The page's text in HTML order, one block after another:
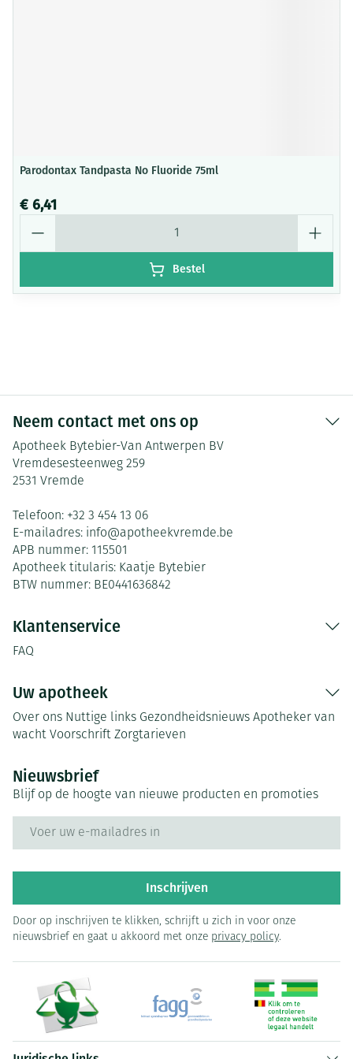
Parodontax Tandpasta No Fluoride 75ml
€ 6,41
Bestel
Neem contact met ons op
Apotheek Bytebier-Van Antwerpen BV
Vremdesesteenweg 259
2531 Vremde
Telefoon: +32 3 454 13 06
E-mailadres: info@apotheekvremde.be
APB nummer: 115501
Apotheek titularis: Kaatje Bytebier
BTW nummer: BE0441636842
Klantenservice
FAQ
Uw apotheek
Over ons Nuttige links Gezondheidsnieuws Apotheker van
wacht Voorschrift Zorgtarieven
Nieuwsbrief
Blijf op de hoogte van nieuwe producten en promoties
Inschrijven
Door op inschrijven te klikken, schrijft u zich in voor onze
nieuwsbrief en gaat u akkoord met onze privacy policy.